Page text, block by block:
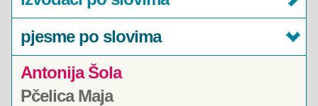
pjesme po slovima
Antonija Šola
Pčelica Maja